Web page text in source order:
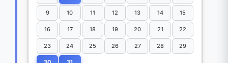
9 10 11 12 13 14 15
16 17 18 19 20 21 22
23 24 25 26 27 28 29